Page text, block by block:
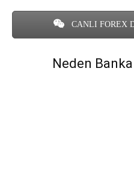
CANLI FOREX
Neden